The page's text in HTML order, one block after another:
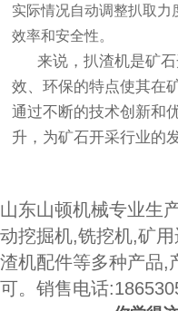
实际情况自动调整扒取力
效率和安全性。
来说，扒渣机是矿
效、环保的特点使其在
通过不断的技术创新和
升，为矿石开采行业的
山东山顿机械专业生
动挖掘机,铣挖机,矿
渣机配件等多种产品,
可。销售电话